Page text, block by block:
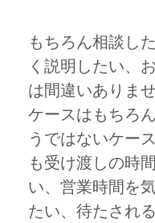
もちろん相談し
く説明したい、
は間違いありま
ケースはもちろ
うではないケー
も受け渡しの時
い、営業時間を
たい、待たされ